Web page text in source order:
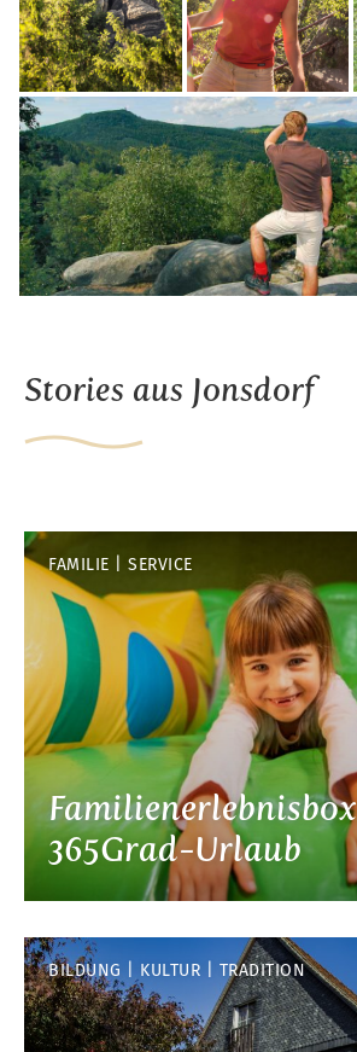
Stories aus Jonsdorf
FAMILIE SERVICE
Familienerlebnisbox
365Grad-Urlaub
BILDUNG KULTUR TRADITION